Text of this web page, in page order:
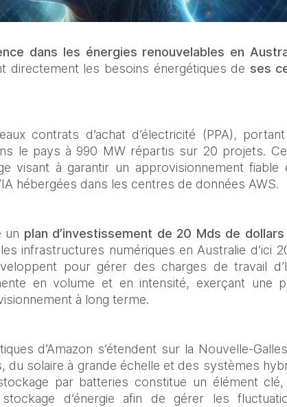
dans les énergies renouvelables en
directement les besoins énergétiques de ses
contrats d’achat d’électricité (PPA),
le pays à 990 MW répartis sur 20 projets.
visant à garantir un approvisionnement
hébergées dans les centres de données AWS.
un plan d’investissement de 20 Mds de
infrastructures numériques en Australie d’ici
pour gérer des charges de travail
en volume et en intensité, exerçant une
à long terme.
d’Amazon s’étendent sur la Nouvelle-
du solaire à grande échelle et des systèmes
par batteries constitue un élément
d’énergie afin de gérer les